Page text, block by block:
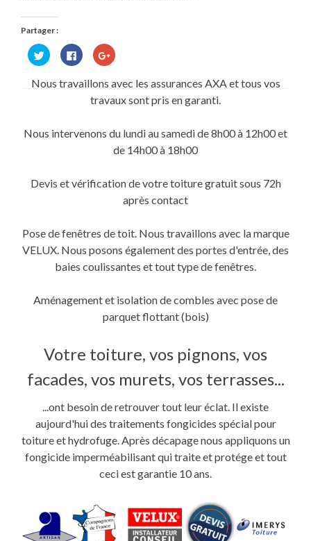
Partager :
Cliquez
pour
partager
Twitter(ouvre
Cliquez
pour
partager
sur
Facebook(ouvre
dans
une
Cliquez
pour
Google+
dans
fenêtre)
Nous travaillons avec les assurances AXA et tous vos
travaux sont pris en garanti.
Nous intervenons du lundi au samedi de 8h00 à 12h00 et
de 14h00 à 18h00
Devis et vérification de votre toiture gratuit sous 72h
après contact
Pose de fenêtres de toit. Nous travaillons avec la marque
VELUX. Nous posons également des portes d'entrée, des
baies coulissantes et tout type de fenêtres.
Aménagement et isolation de combles avec pose de
parquet flottant (bois)
Votre toiture, vos pignons, vos
facades, vos murets, vos terrasses...
...ont besoin de retrouver tout leur éclat. Il existe
aujourd'hui des traitements fongicides spécial pour
toiture et hydrofuge. Après décapage nous appliquons un
fongicide imperméabilisant qui traite et protége et tout
ceci est garantie 10 ans.